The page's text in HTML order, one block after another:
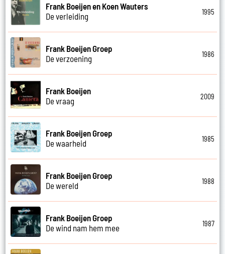
Frank Boeijen en Koen Wauters
De verleiding
1995
Frank Boeijen Groep
De verzoening
1986
Frank Boeijen
De vraag
2009
Frank Boeijen Groep
De waarheid
1985
Frank Boeijen Groep
De wereld
1988
Frank Boeijen Groep
De wind nam hem mee
1987